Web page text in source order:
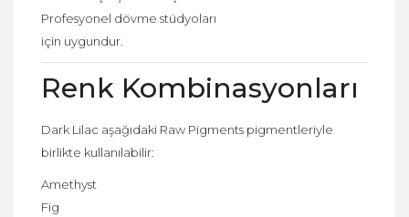
Profesyonel dövme stüdyoları
için uygundur.
Renk Kombinasyonları
Dark Lilac aşağıdaki Raw Pigments pigmentleriyle
birlikte kullanılabilir:
Amethyst
Fig